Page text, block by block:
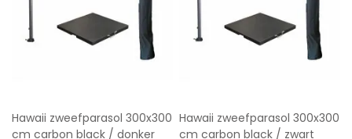
Hawaii zweefparasol 300x300
cm carbon black / donker
Hawaii zweefparasol 300x300
cm carbon black / zwart